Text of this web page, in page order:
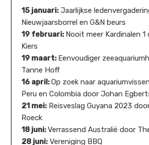
15 januari: Jaarlijkse
Nieuwjaarsborrel en G&N beurs
19 februari: Nooit meer Kardinalen 1
Kiers
19 maart: Eenvoudiger
Tanne Hoff
16 april:Op zoek naar
Peru en Colombia door Johan
21 mei: Reisveslag Guyana 2023
Roeck
18 juni:Verrassend Australië door
28 juni: Vereniging BBQ